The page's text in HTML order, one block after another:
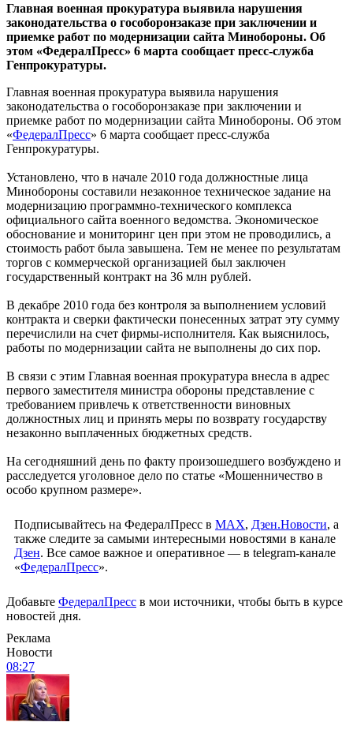
Главная военная прокуратура выявила нарушения
законодательства о гособоронзаказе при заключении и
приемке работ по модернизации сайта Минобороны. Об
этом «ФедералПресс» 6 марта сообщает пресс-служба
Генпрокуратуры.
Главная военная прокуратура выявила нарушения
законодательства о гособоронзаказе при заключении и
приемке работ по модернизации сайта Минобороны. Об этом
«ФедералПресс» 6 марта сообщает пресс-служба
Генпрокуратуры.
Установлено, что в начале 2010 года должностные лица
Минобороны составили незаконное техническое задание на
модернизацию программно-технического комплекса
официального сайта военного ведомства. Экономическое
обоснование и мониторинг цен при этом не проводились, а
стоимость работ была завышена. Тем не менее по результатам
торгов с коммерческой организацией был заключен
государственный контракт на 36 млн рублей.
В декабре 2010 года без контроля за выполнением условий
контракта и сверки фактически понесенных затрат эту сумму
перечислили на счет фирмы-исполнителя. Как выяснилось,
работы по модернизации сайта не выполнены до сих пор.
В связи с этим Главная военная прокуратура внесла в адрес
первого заместителя министра обороны представление с
требованием привлечь к ответственности виновных
должностных лиц и принять меры по возврату государству
незаконно выплаченных бюджетных средств.
На сегодняшний день по факту произошедшего возбуждено и
расследуется уголовное дело по статье «Мошенничество в
особо крупном размере».
Подписывайтесь на ФедералПресс в МАХ, Дзен.Новости, а
также следите за самыми интересными новостями в канале
Дзен. Все самое важное и оперативное — в telegram-канале
«ФедералПресс».
Добавьте ФедералПресс в мои источники, чтобы быть в курсе
новостей дня.
Реклама
Новости
08:27